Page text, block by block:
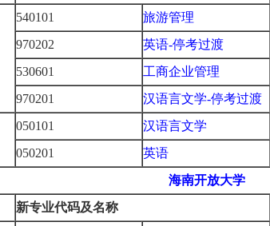
540101 旅游管理
970202
英语-停考过渡
530601
工商企业管理
970201
汉语言文学-停考过渡
050101 汉语言文学
050201
英语
海南开放大学
新专业代码及名称